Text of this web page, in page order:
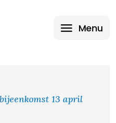
Menu
13 april